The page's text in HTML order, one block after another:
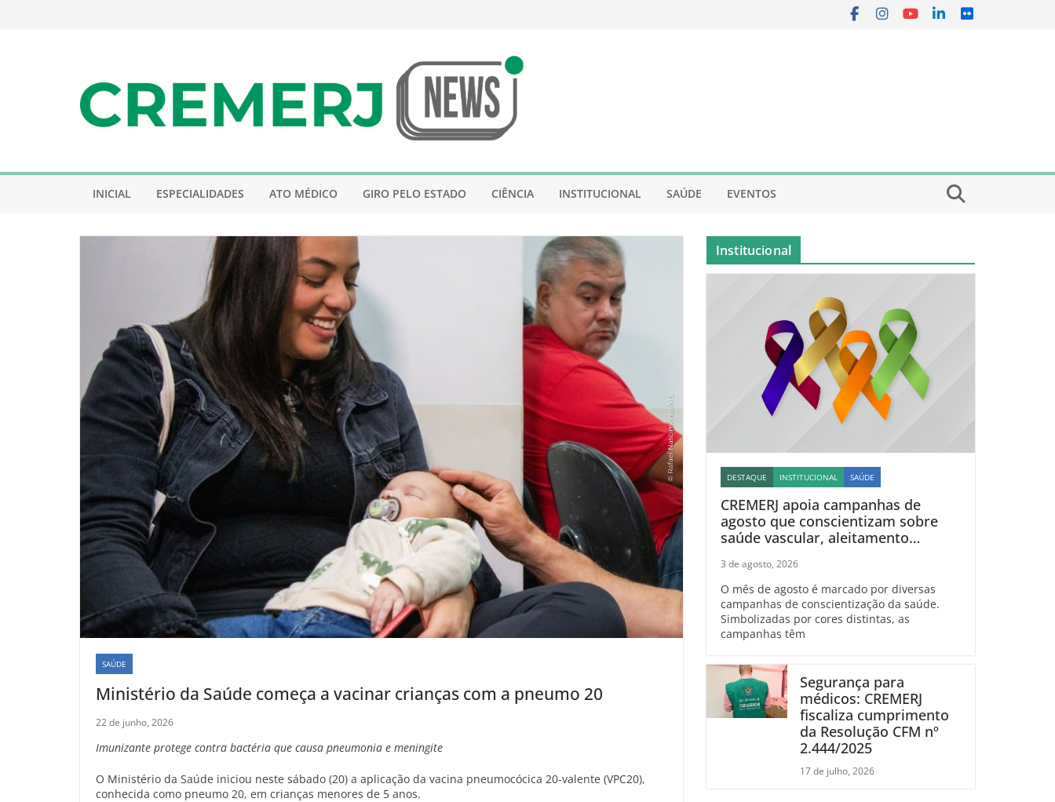
INICIAL ESPECIALIDADES ATO MÉDICO GIRO PELO ESTADO CIÊNCIA INSTITUCIONAL SAÚDE EVENTOS
SAÚDE
Ministério da Saúde começa a vacinar crianças com a pneumo 20
22 de junho, 2026
Imunizante protege contra bactéria que causa pneumonia e meningite
O Ministério da Saúde iniciou neste sábado (20) a aplicação da vacina pneumocócica 20-valente (VPC20),
conhecida como pneumo 20, em crianças menores de 5 anos.
Institucional
DESTAQUE INSTITUCIONAL SAÚDE
CREMERJ apoia campanhas de
agosto que conscientizam sobre
saúde vascular, aleitamento
linfoma
3 de agosto, 2026
O mês de agosto é marcado por diversas
campanhas de conscientização da saúde.
Simbolizadas por cores distintas, as
campanhas têm
Segurança para
médicos: CREMERJ
fiscaliza cumprimento
da Resolução CFM nº
2.444/2025
17 de julho, 2026